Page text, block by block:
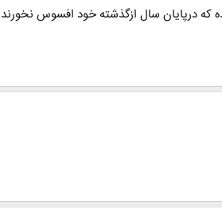
كه درپايان سال ازگذشته خود افسوس